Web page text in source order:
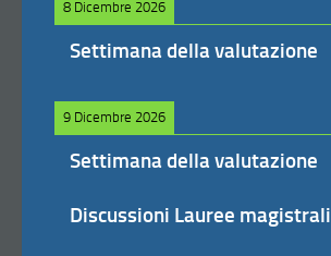
8 Dicembre 2026
Settimana della valutazione
9 Dicembre 2026
Settimana della valutazione
Discussioni Lauree magistrali